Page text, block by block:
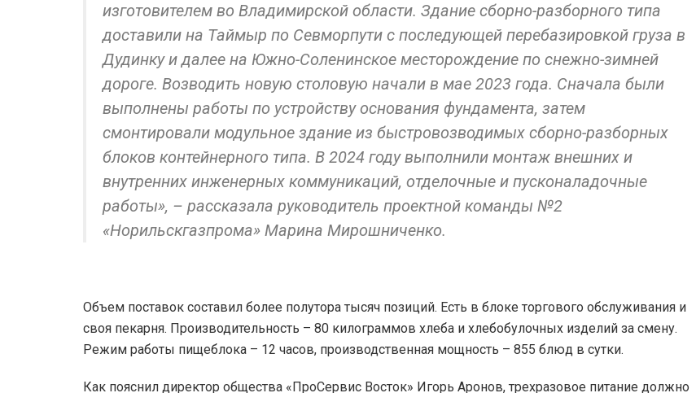
изготовителем во Владимирской области. Здание сборно-разборного типа
доставили на Таймыр по Севморпути с последующей перебазировкой груза в
Дудинку и далее на Южно-Соленинское месторождение по снежно-зимней
дороге. Возводить новую столовую начали в мае 2023 года. Сначала были
выполнены работы по устройству основания фундамента, затем
смонтировали модульное здание из быстровозводимых сборно-разборных
блоков контейнерного типа. В 2024 году выполнили монтаж внешних и
внутренних инженерных коммуникаций, отделочные и пусконаладочные
работы», – рассказала руководитель проектной команды №2
«Норильскгазпрома» Марина Мирошниченко.
Объем поставок составил более полутора тысяч позиций. Есть в блоке торгового обслуживания и
своя пекарня. Производительность – 80 килограммов хлеба и хлебобулочных изделий за смену.
Режим работы пищеблока – 12 часов, производственная мощность – 855 блюд в сутки.
Как пояснил директор общества «ПроСервис Восток» Игорь Аронов, трехразовое питание должно